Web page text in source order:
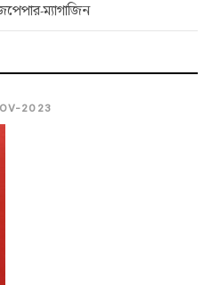
ম্যাগাজিন
2023